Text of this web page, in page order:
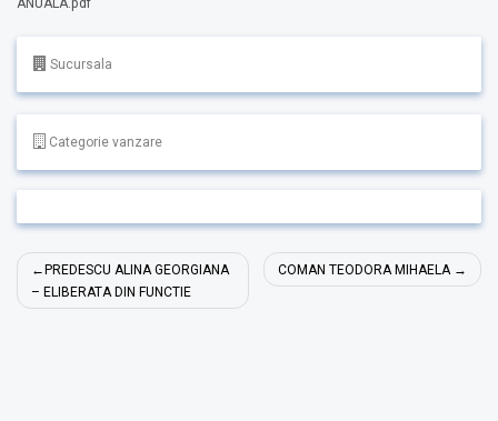
ANUALA.pdf
Sucursala
Categorie vanzare
Navigare
în
PREDESCU ALINA GEORGIANA
– ELIBERATA DIN FUNCTIE
COMAN TEODORA MIHAELA